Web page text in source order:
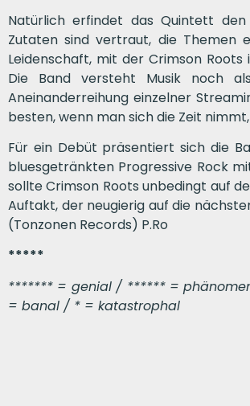
Natürlich erfindet das Quintett
Zutaten sind vertraut, die Themen
Leidenschaft, mit der Crimson Roots
Die Band versteht Musik noch
Aneinanderreihung einzelner
besten, wenn man sich die Zeit
Für ein Debüt präsentiert sich die
bluesgetränkten Progressive Rock
sollte Crimson Roots unbedingt auf
Auftakt, der neugierig auf die
(Tonzonen Records) P.Ro
*****
******* = genial / ****** =
= banal / * = katastrophal